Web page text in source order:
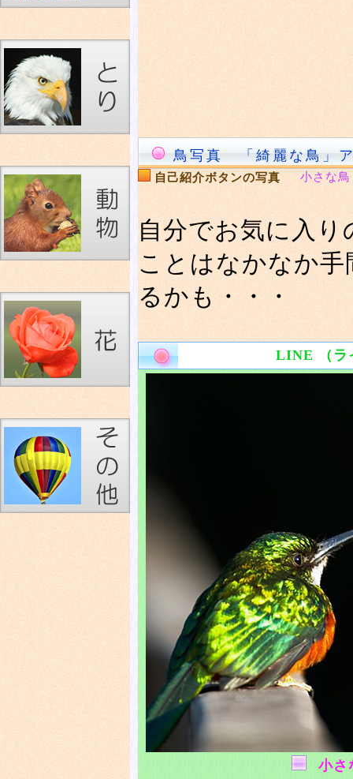
鳥写真 「綺麗な鳥」
自己紹介ボタンの写真 小さな鳥
自分でお気に入
ことはなかなか
るかも・・・
LINE （ラ
小さ